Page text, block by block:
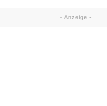
- Anzeige -